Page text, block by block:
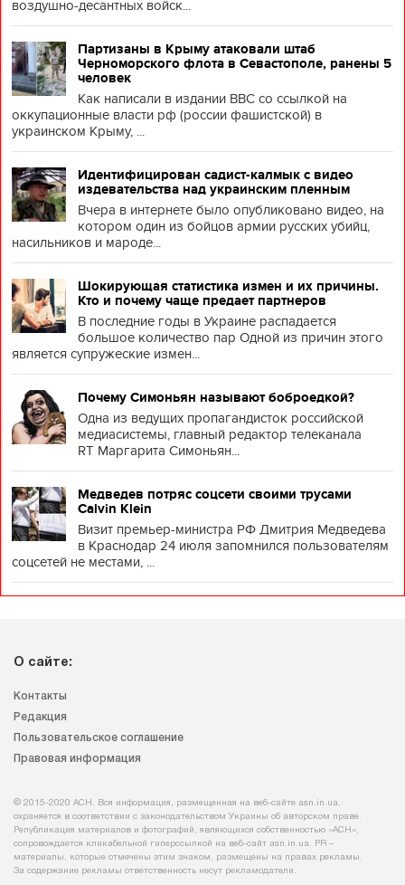
воздушно-десантных войск...
Партизаны в Крыму атаковали штаб
Черноморского флота в Севастополе, ранены 5
человек
Как написали в издании BBC со ссылкой на
оккупационные власти рф (россии фашистской) в
украинском Крыму, ...
Идентифицирован садист-калмык с видео
издевательства над украинским пленным
Вчера в интернете было опубликовано видео, на
котором один из бойцов армии русских убийц,
насильников и мароде...
Шокирующая статистика измен и их причины.
Кто и почему чаще предает партнеров
В последние годы в Украине распадается
большое количество пар Одной из причин этого
является супружеские измен...
Почему Симоньян называют боброедкой?
Одна из ведущих пропагандисток российской
медиасистемы, главный редактор телеканала
RT Маргарита Симоньян...
Медведев потряс соцсети своими трусами
Calvin Klein
Визит премьер-министра РФ Дмитрия Медведева
в Краснодар 24 июля запомнился пользователям
соцсетей не местами, ...
О сайте:
Контакты
Редакция
Пользовательское соглашение
Правовая информация
© 2015-2020 АСН. Вся информация, размещенная на веб-сайте asn.in.ua,
охраняется в соответствии с законодательством Украины об авторском праве.
Републикация материалов и фотографий, являющихся собственностью «АСН»,
сопровождается кликабельной гиперссылкой на веб-сайт asn.іn.ua. PR –
материалы, которые отмечены этим знаком, размещены на правах рекламы.
За содержание рекламы ответственность несут рекламодатели.